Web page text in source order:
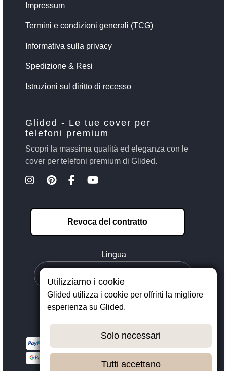
Impressum
Termini e condizioni generali (TCG)
Informativa sulla privacy
Spedizione & Resi
Istruzioni sul diritto di recesso
Glided - Le tue cover per
telefoni premium
Scopri la massima qualità ed eleganza con le
cover per telefoni premium di Glided.
Revoca del contratto
Lingua
Utilizziamo i cookie
Glided utilizza i cookie per offrirti la migliore
esperienza su Glided.
Solo necessari
Tutti accettano